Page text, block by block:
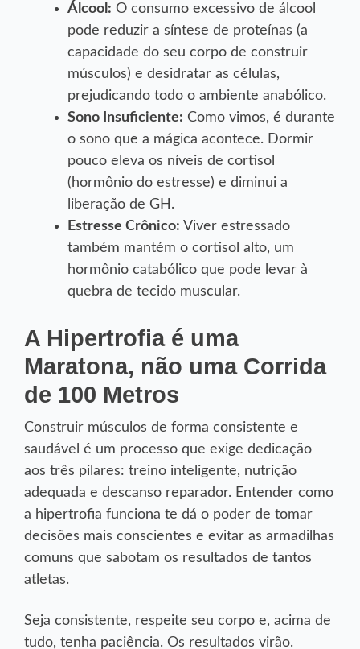
Álcool: O consumo excessivo de álcool
pode reduzir a síntese de proteínas (a
capacidade do seu corpo de construir
músculos) e desidratar as células,
prejudicando todo o ambiente anabólico.
Sono Insuficiente: Como vimos, é durante
o sono que a mágica acontece. Dormir
pouco eleva os níveis de cortisol
(hormônio do estresse) e diminui a
liberação de GH.
Estresse Crônico: Viver estressado
também mantém o cortisol alto, um
hormônio catabólico que pode levar à
quebra de tecido muscular.
A Hipertrofia é uma
Maratona, não uma Corrida
de 100 Metros
Construir músculos de forma consistente e
saudável é um processo que exige dedicação
aos três pilares: treino inteligente, nutrição
adequada e descanso reparador. Entender como
a hipertrofia funciona te dá o poder de tomar
decisões mais conscientes e evitar as armadilhas
comuns que sabotam os resultados de tantos
atletas.
Seja consistente, respeite seu corpo e, acima de
tudo, tenha paciência. Os resultados virão.